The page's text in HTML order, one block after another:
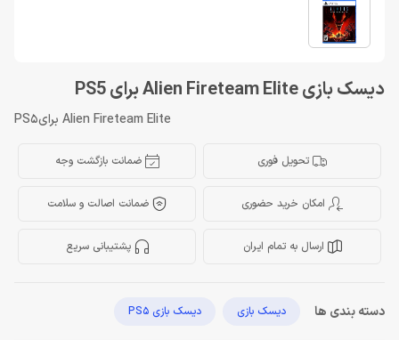
دیسک بازی Alien Fireteam Elite برای PS5
Alien Fireteam Elite برایPS5
تحویل فوری ضمانت بازگشت وجه
امکان خرید حضوری ضمانت اصالت و سلامت
ارسال به تمام ایران پشتیبانی سریع
دسته بندی ها دیسک بازی دیسک بازی PS5